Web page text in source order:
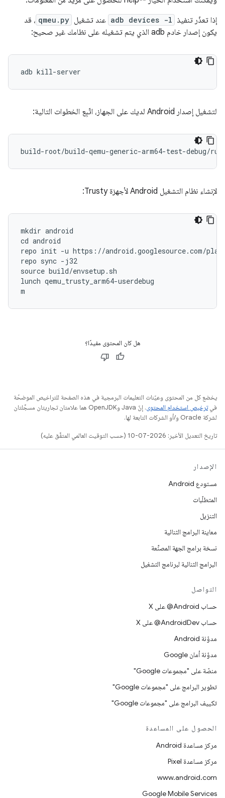
إذا تعذّر تنفيذ adb devices -l عند تشغيل qmeu.py ، قد
يكون إصدار خادم adb الذي يتم تشغيله على نظامك غير صحيح:
لتشغيل إصدار Android لديك على الجهاز، اتّبِع الخطوات التالية:
لإنشاء نظام التشغيل Android لأجهزة Trusty:
mkdir android
cd android
repo init -u https://android.googlesource.com/
repo sync -j32
source build/envsetup.sh
lunch qemu_trusty_arm64-userdebug
m
هل كان المحتوى مفيدًا؟
يخضع كل من المحتوى وعيّنات التعليمات البرمجية في هذه الصفحة للتراخيص الموضحّة
فيترخيص استخدام المحتوى
. إنّ Java وOpenJDK هما علامتان تجاريتان مسجَّلتان
لشركة Oracle و/أو الشركات التابعة لها.
تاريخ التعديل الأخير: 2026-07-10 (حسب التوقيت العالمي المتفَّق عليه)
الإصدار
مستودع Android
المتطلّبات
التنزيل
معاينة البرامج الثنائية
نسخة برامج الجهة المصنِّعة
البرامج الثنائية لبرنامج التشغيل
التواصل
حساب ‎@Android على X
حساب ‎@AndroidDev على X
مدوّنة Android
مدوّنة أمان Google
منصّة على "مجموعات Google"
تطوير البرامج على "مجموعات Google"
تكييف البرامج على "مجموعات Google"
الحصول على المساعدة
مركز مساعدة Android
مركز مساعدة Pixel
www.android.com
Google Mobile Services